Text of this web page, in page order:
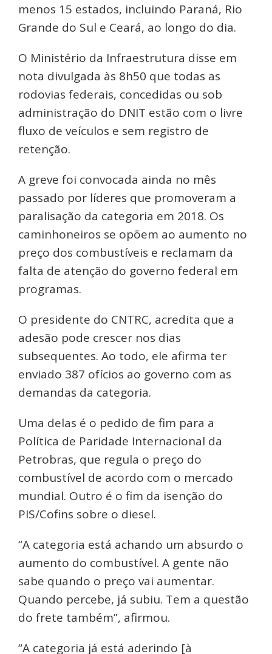
menos 15 estados, incluindo Paraná, Rio
Grande do Sul e Ceará, ao longo do dia.
O Ministério da Infraestrutura disse em
nota divulgada às 8h50 que todas as
rodovias federais, concedidas ou sob
administração do DNIT estão com o livre
fluxo de veículos e sem registro de
retenção.
A greve foi convocada ainda no mês
passado por líderes que promoveram a
paralisação da categoria em 2018. Os
caminhoneiros se opõem ao aumento no
preço dos combustíveis e reclamam da
falta de atenção do governo federal em
programas.
O presidente do CNTRC, acredita que a
adesão pode crescer nos dias
subsequentes. Ao todo, ele afirma ter
enviado 387 ofícios ao governo com as
demandas da categoria.
Uma delas é o pedido de fim para a
Política de Paridade Internacional da
Petrobras, que regula o preço do
combustível de acordo com o mercado
mundial. Outro é o fim da isenção do
PIS/Cofins sobre o diesel.
“A categoria está achando um absurdo o
aumento do combustível. A gente não
sabe quando o preço vai aumentar.
Quando percebe, já subiu. Tem a questão
do frete também”, afirmou.
“A categoria já está aderindo [à